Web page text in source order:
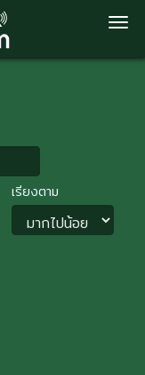
เรียงตาม